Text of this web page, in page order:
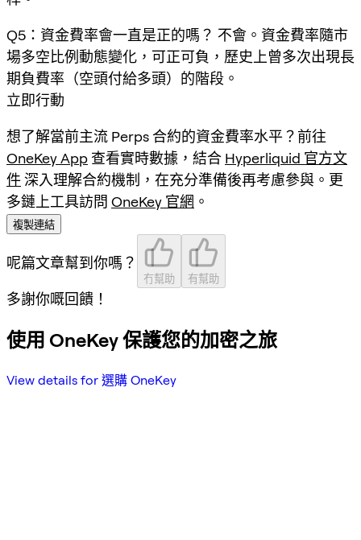
Q5：資金費率會一直是正的嗎？ 不會。資金費率隨市
場多空比例動態變化，可正可負，歷史上曾多次出現長
期負費率（空頭付給多頭）的階段。
立即行動
想了解當前主流 Perps 合約的資金費率水平？前往
OneKey App 查看實時數據，結合 Hyperliquid 官方文
件深入理解合約機制，在充分準備後再考慮參與。更
多鏈上工具訪問 OneKey 官網 。
複製連結
呢篇文章幫到你嗎？
冇幫助 有幫助
多謝你嘅回饋！
使用 OneKey 保護您的加密之旅
View details for 選購 OneKey